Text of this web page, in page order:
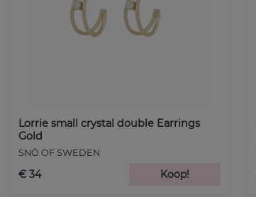
Lorrie small crystal double Earrings
Gold
SNÖ OF SWEDEN
€ 34 Koop!